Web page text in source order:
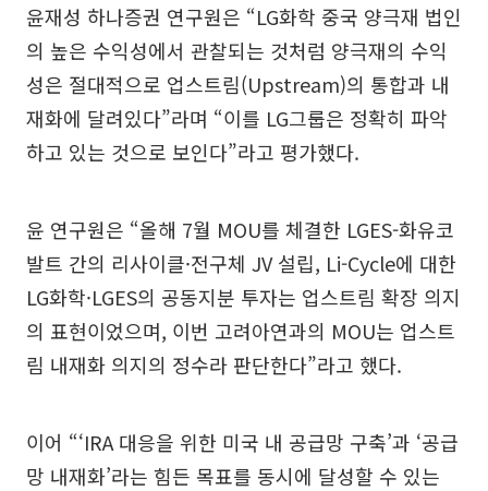
윤재성 하나증권 연구원은 “LG화학 중국 양극재 법인
의 높은 수익성에서 관찰되는 것처럼 양극재의 수익
성은 절대적으로 업스트림(Upstream)의 통합과 내
재화에 달려있다”라며 “이를 LG그룹은 정확히 파악
하고 있는 것으로 보인다”라고 평가했다.
윤 연구원은 “올해 7월 MOU를 체결한 LGES-화유코
발트 간의 리사이클·전구체 JV 설립, Li-Cycle에 대한
LG화학·LGES의 공동지분 투자는 업스트림 확장 의지
의 표현이었으며, 이번 고려아연과의 MOU는 업스트
림 내재화 의지의 정수라 판단한다”라고 했다.
이어 “‘IRA 대응을 위한 미국 내 공급망 구축’과 ‘공급
망 내재화’라는 힘든 목표를 동시에 달성할 수 있는